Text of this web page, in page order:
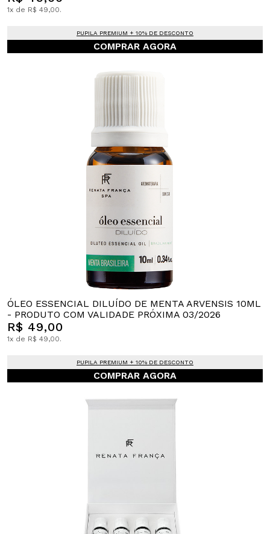
1x de R$ 49,00.
PUPILA PREMIUM + 10% DE DESCONTO
COMPRAR AGORA
ÓLEO ESSENCIAL DILUÍDO DE MENTA ARVENSIS 10ML
- PRODUTO COM VALIDADE PRÓXIMA 03/2026
R$ 49,00
1x de R$ 49,00.
PUPILA PREMIUM + 10% DE DESCONTO
COMPRAR AGORA